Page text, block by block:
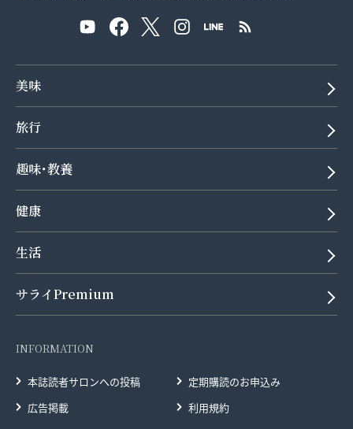
美味
旅行
趣味･教養
健康
生活
サライPremium
INFORMATION
本誌読者サロンへの投稿
定期購読のお申込み
広告掲載
利用規約